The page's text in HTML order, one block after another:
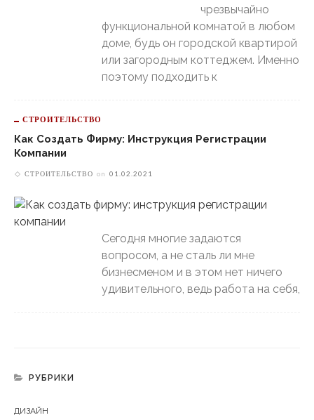
чрезвычайно
функциональной комнатой в любом
доме, будь он городской квартирой
или загородным коттеджем. Именно
поэтому подходить к
СТРОИТЕЛЬСТВО
Как Создать Фирму: Инструкция Регистрации
Компании
СТРОИТЕЛЬСТВО on 01.02.2021
Сегодня многие задаются
вопросом, а не сталь ли мне
бизнесменом и в этом нет ничего
удивительного, ведь работа на себя,
РУБРИКИ
ДИЗАЙН